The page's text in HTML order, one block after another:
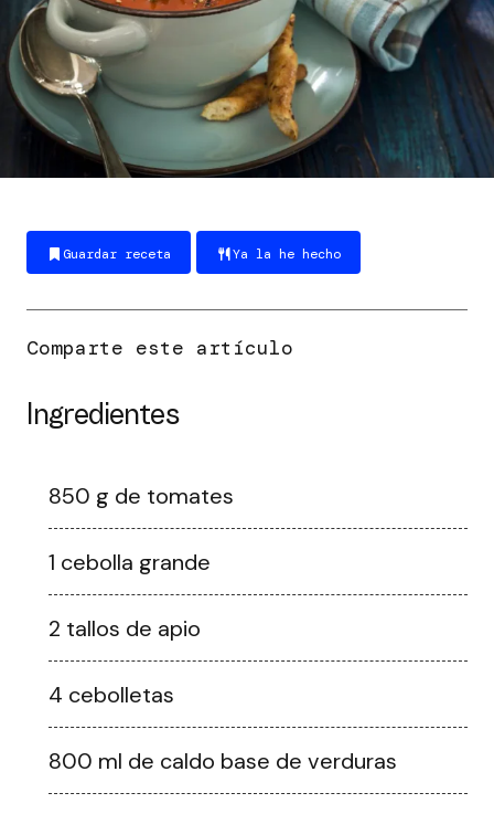
Guardar receta Ya la he hecho
Ingredientes
850 g de tomates
1 cebolla grande
2 tallos de apio
4 cebolletas
800 ml de caldo base de verduras